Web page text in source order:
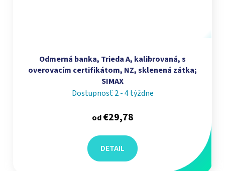
Odmerná banka, Trieda A, kalibrovaná, s
overovacím certifikátom, NZ, sklenená zátka;
SIMAX
Dostupnosť 2 - 4 týždne
od€29,78
DETAIL